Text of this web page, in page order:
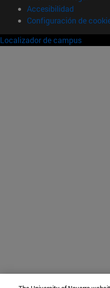
Accesibilidad
Configuración de
Localizador de campus